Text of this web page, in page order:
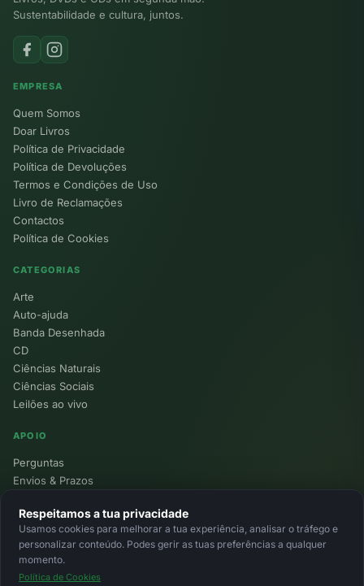
Sustentabilidade e cultura, juntos.
EMPRESA
Quem Somos
Doar Livros
Política de Privacidade
Política de Devoluções
Termos e Condições de Uso
Livro de Reclamações
Contactos
Política de Cookies
CATEGORIAS
Arte
Auto-ajuda
Banda Desenhada
CD
Ciências Naturais
Ciências Sociais
Leilões ao vivo
APOIO
Perguntas
Envios & Prazos
Devoluções
Minha Conta
© 2026 Ecolivros. Todos os direitos reservados.
Respeitamos a tua privacidade
Usamos cookies para melhorar a tua experiência, analisar o tráfego e
personalizar conteúdo. Podes gerir as tuas preferências a qualquer
momento.
Política de Cookies